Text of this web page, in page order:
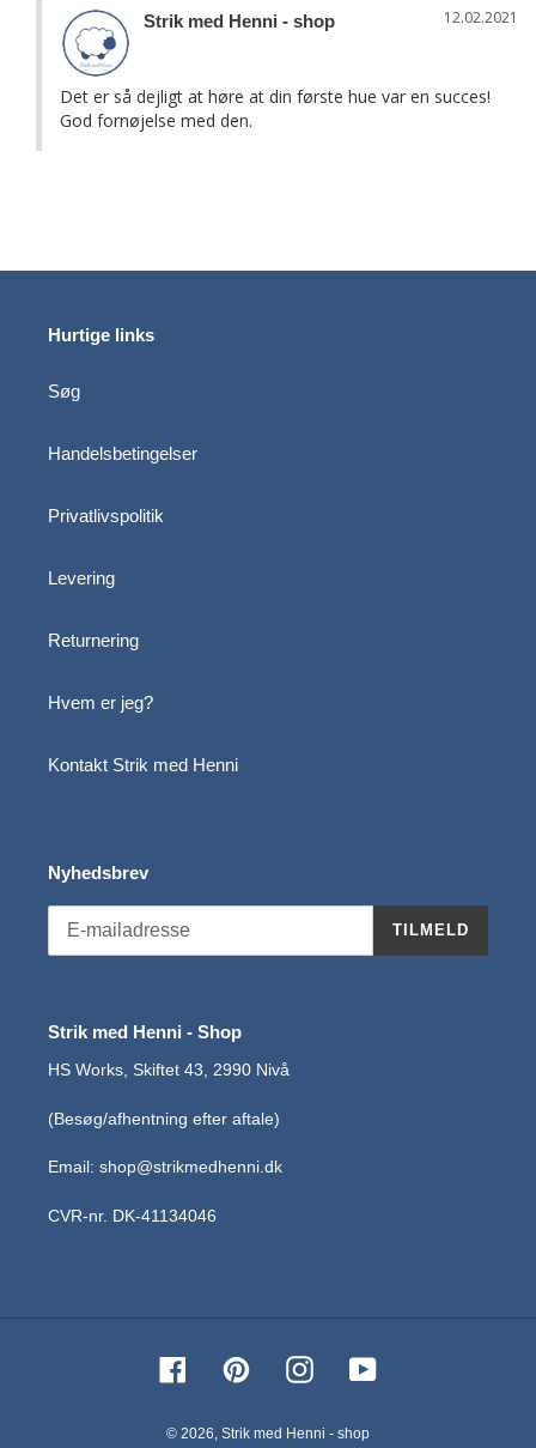
12.02.2021
Strik med Henni - shop
Det er så dejligt at høre at din første hue var en succes!
God fornøjelse med den.
Hurtige links
Søg
Handelsbetingelser
Privatlivspolitik
Levering
Returnering
Hvem er jeg?
Kontakt Strik med Henni
Nyhedsbrev
TILMELD
Strik med Henni - Shop
HS Works, Skiftet 43, 2990 Nivå
(Besøg/afhentning efter aftale)
Email: shop@strikmedhenni.dk
CVR-nr. DK-41134046
FacebookPinterestInstagramYouTube
© 2026, Strik med Henni - shop